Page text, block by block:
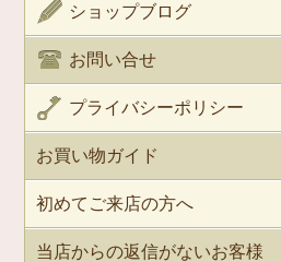
ショップブログ
お問い合せ
プライバシーポリシー
お買い物ガイド
初めてご来店の方へ
当店からの返信がないお客様